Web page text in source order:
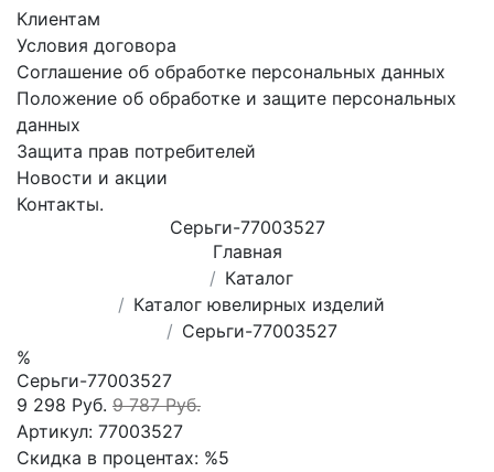
Клиентам
Условия договора
Соглашение об обработке персональных данных
Положение об обработке и защите персональных
данных
Защита прав потребителей
Новости и акции
Контакты.
Сеpьги-77003527
Главная
Каталог
Каталог ювелирных изделий
Сеpьги-77003527
%
Сеpьги-77003527
9 298 Руб. 9 787 Руб.
Артикул: 77003527
Скидка в процентах: %5